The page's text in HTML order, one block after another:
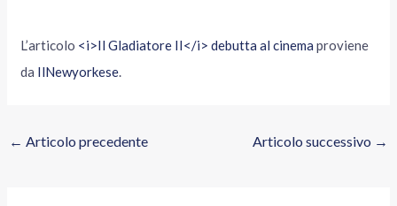
L’articolo <i>Il Gladiatore II</i> debutta al cinema proviene
da IlNewyorkese.
← Articolo precedente Articolo successivo →